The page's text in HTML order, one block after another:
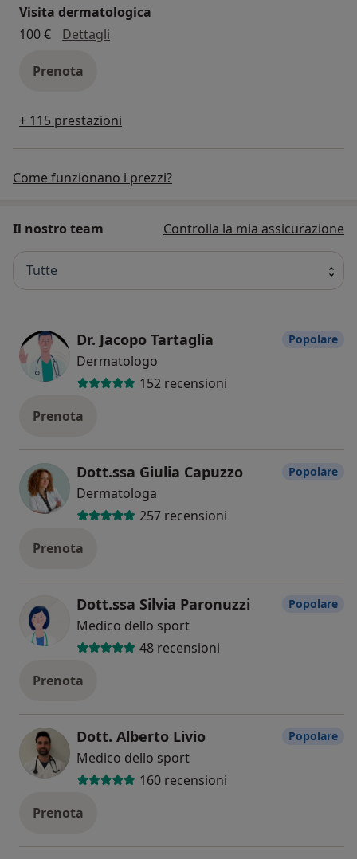
Visita dermatologica
100 €
Dettagli
Prenota
+ 115 prestazioni
Come funzionano i prezzi?
Il nostro team Controlla la mia assicurazione
Tutte
Dr. Jacopo Tartaglia
Dermatologo
152 recensioni
Popolare
Prenota
Dott.ssa Giulia Capuzzo
Dermatologa
257 recensioni
Popolare
Prenota
Dott.ssa Silvia Paronuzzi
Medico dello sport
48 recensioni
Popolare
Prenota
Dott. Alberto Livio
Medico dello sport
160 recensioni
Popolare
Prenota